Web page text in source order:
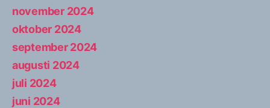
november 2024
oktober 2024
september 2024
augusti 2024
juli 2024
juni 2024